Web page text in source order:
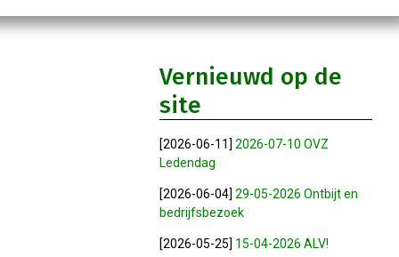
Vernieuwd op de
site
[2026-06-11]2026-07-10 OVZ
Ledendag
[2026-06-04]29-05-2026 Ontbijt en
bedrijfsbezoek
[2026-05-25] 15-04-2026 ALV!